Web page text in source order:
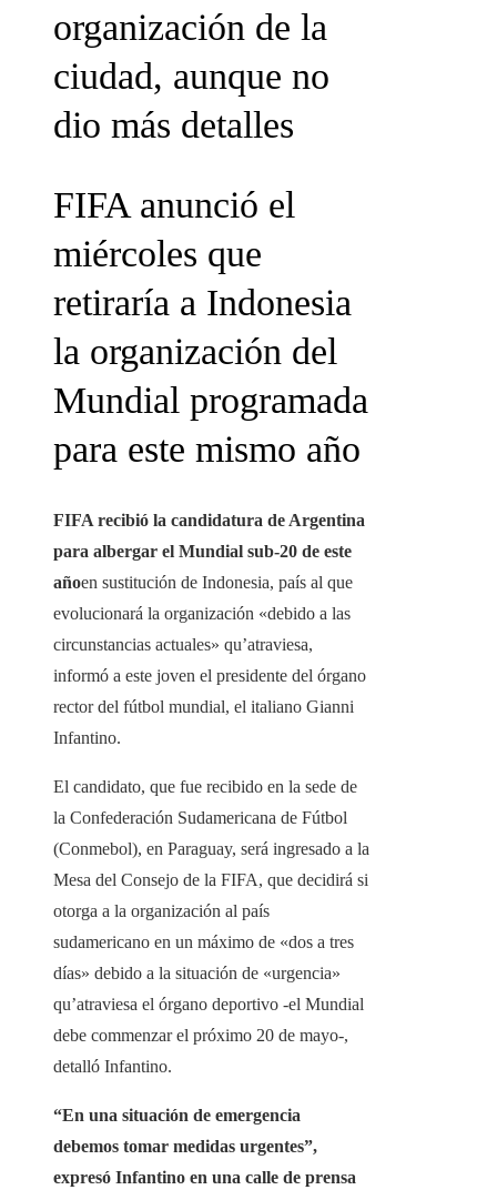
organización de la
ciudad, aunque no
dio más detalles
FIFA anunció el
miércoles que
retiraría a Indonesia
la organización del
Mundial programada
para este mismo año
FIFA recibió la candidatura de Argentina
para albergar el Mundial sub-20 de este
añoen sustitución de Indonesia, país al que
evolucionará la organización «debido a las
circunstancias actuales» qu’atraviesa,
informó a este joven el presidente del órgano
rector del fútbol mundial, el italiano Gianni
Infantino.
El candidato, que fue recibido en la sede de
la Confederación Sudamericana de Fútbol
(Conmebol), en Paraguay, será ingresado a la
Mesa del Consejo de la FIFA, que decidirá si
otorga a la organización al país
sudamericano en un máximo de «dos a tres
días» debido a la situación de «urgencia»
qu’atraviesa el órgano deportivo -el Mundial
debe commenzar el próximo 20 de mayo-,
detalló Infantino.
“En una situación de emergencia
debemos tomar medidas urgentes”,
expresó Infantino en una calle de prensa